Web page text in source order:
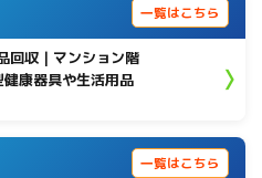
一覧はこちら
回収｜マンション階
康器具や生活用品
一覧はこちら